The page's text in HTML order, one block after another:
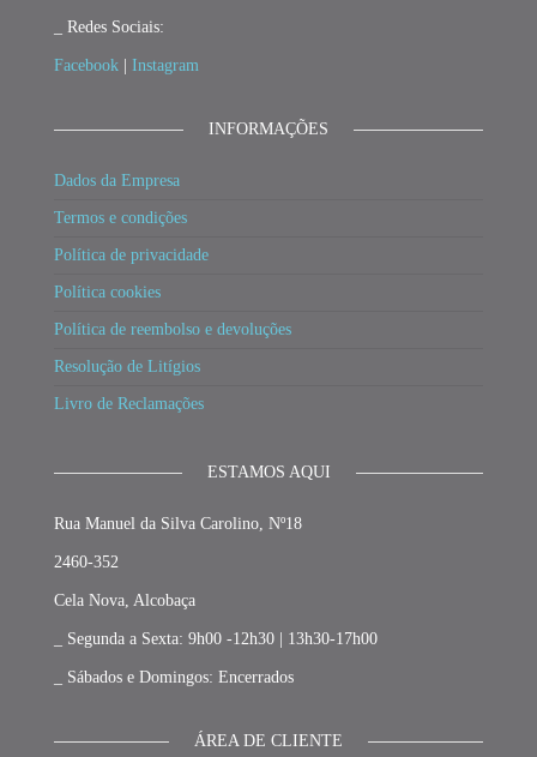
_ Redes Sociais:
Facebook Instagram
INFORMAÇÕES
Dados da Empresa
Termos e condições
Política de privacidade
Política cookies
Política de reembolso e devoluções
Resolução de Litígios
Livro de Reclamações
ESTAMOS AQUI
Rua Manuel da Silva Carolino, Nº18
2460-352
Cela Nova, Alcobaça
_ Segunda a Sexta: 9h00 -12h30 | 13h30-17h00
_ Sábados e Domingos: Encerrados
ÁREA DE CLIENTE